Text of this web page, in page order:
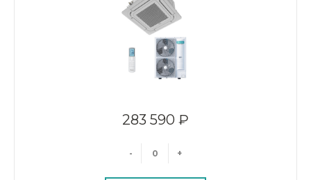
283 590 ₽
- +